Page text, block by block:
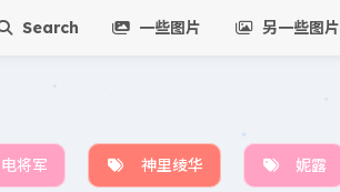
Search 一些图片 另一些图片
将军 神里绫华 妮露